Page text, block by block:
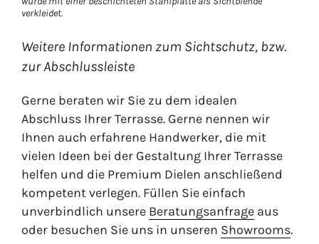
verkleidet.
Weitere Informationen zum Sichtschutz, bzw.
zur Abschlussleiste
Gerne beraten wir Sie zu dem idealen
Abschluss Ihrer Terrasse. Gerne nennen wir
Ihnen auch erfahrene Handwerker, die mit
vielen Ideen bei der Gestaltung Ihrer Terrasse
helfen und die Premium Dielen anschließend
kompetent verlegen. Füllen Sie einfach
unverbindlich unsere Beratungsanfrage aus
oder besuchen Sie uns in unseren Showrooms.